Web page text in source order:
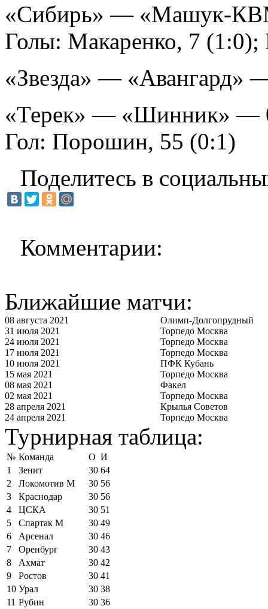
«Сибирь» — «Машук-
Голы: Макаренко, 7 (1:0);
«Звезда» — «Авангард»
«Терек» — «Шинник» —
Гол: Порошин, 55 (0:1)
Поделитесь в
Комментарии:
Ближайшие матчи:
08 августа 2021
Олимп-Долгопрудный
31 июля 2021
Торпедо Москва
24 июля 2021
Торпедо Москва
17 июля 2021
Торпедо Москва
10 июля 2021
ПФК Кубань
15 мая 2021
Торпедо Москва
08 мая 2021
Факел
02 мая 2021
Торпедо Москва
28 апреля 2021
Крылья Советов
24 апреля 2021
Торпедо Москва
Турнирная таблица:
№ Команда О И
1
Зенит 30 64
2
Локомотив М 30 56
3
Краснодар 30 56
4
ЦСКА 30 51
5
Спартак М 30 49
6
Арсенал 30 46
7
Оренбург 30 43
8
Ахмат 30 42
9
Ростов 30 41
10 Урал 30 38
11 Рубин 30 36